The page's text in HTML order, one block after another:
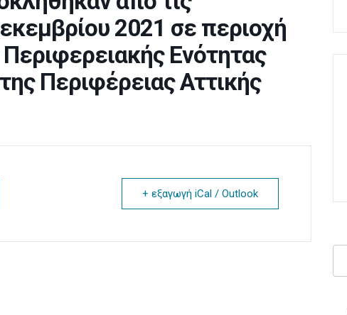
2021 σε περιοχή
Ενότητας
Περιφέρειας Αττικής
+ εξαγωγή iCal / Outlook